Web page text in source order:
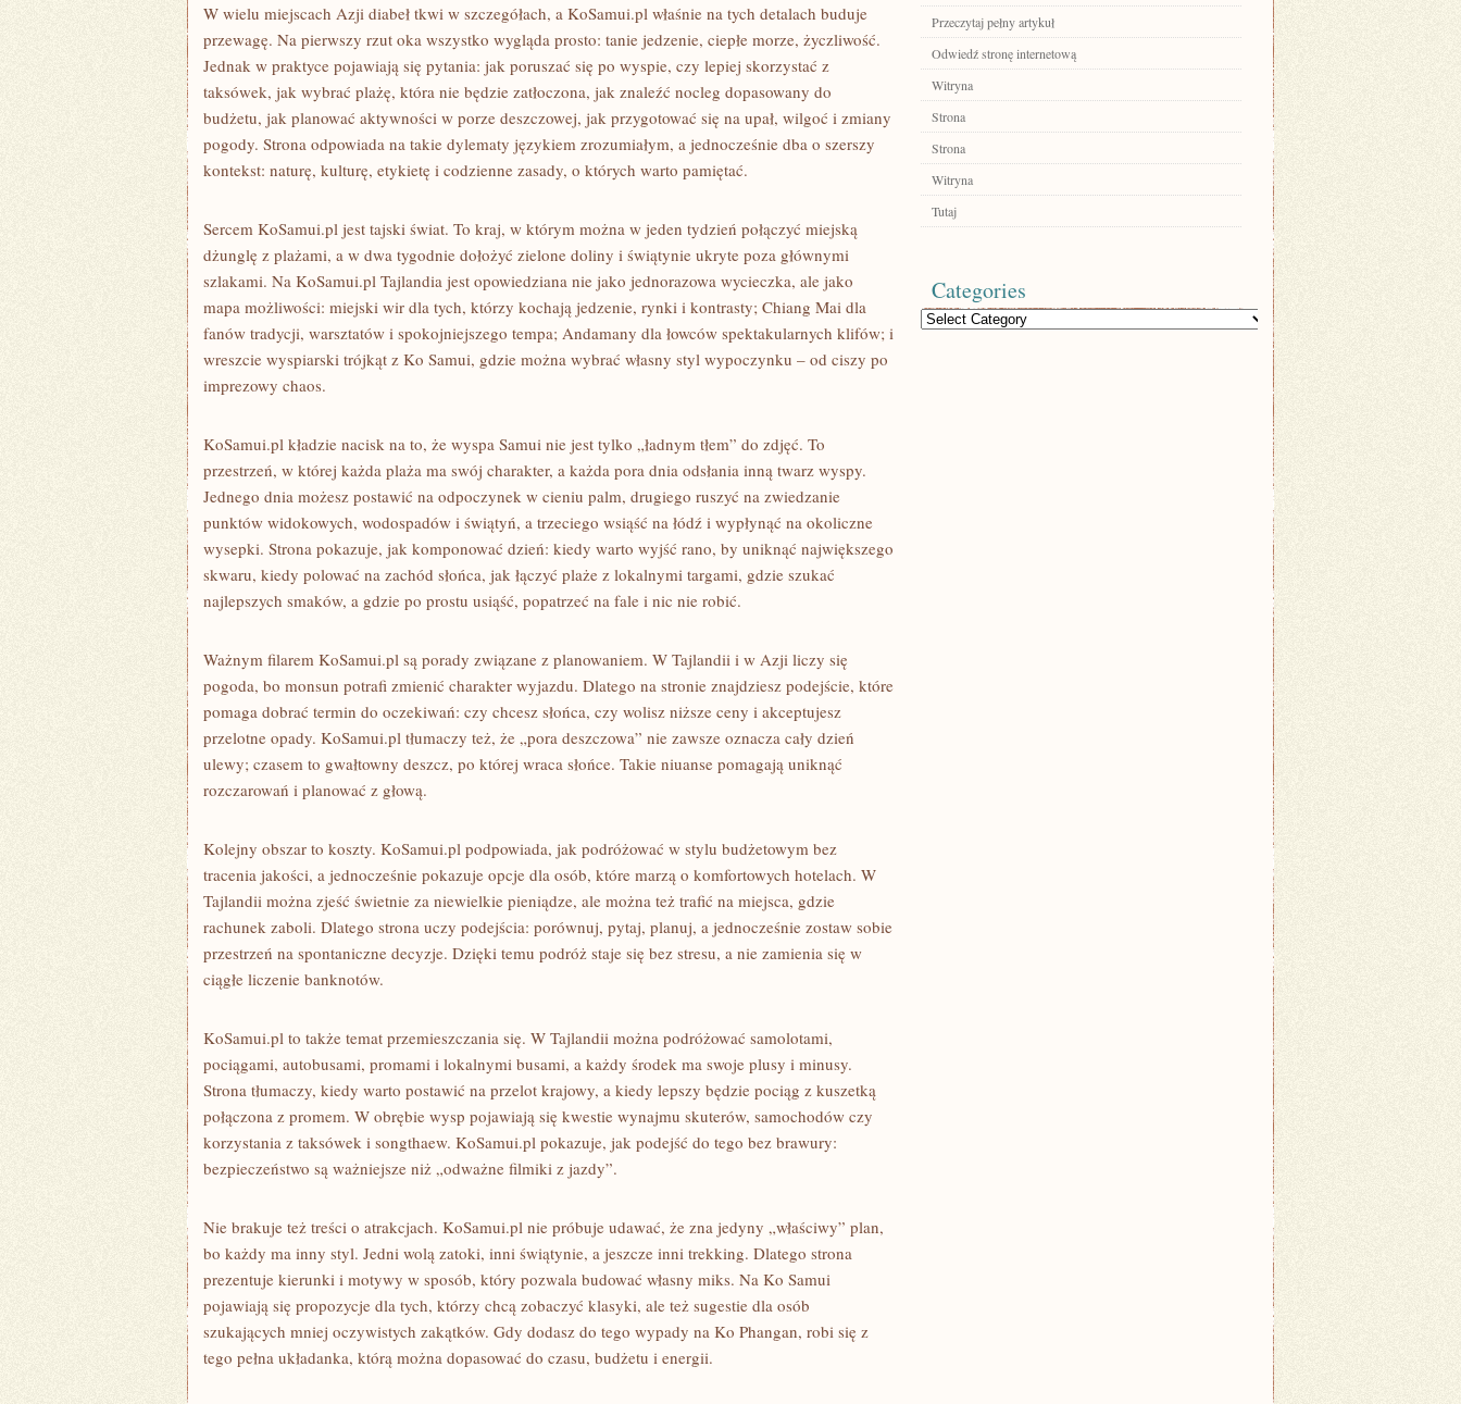
W wielu miejscach Azji diabeł tkwi w szczegółach, a KoSamui.pl właśnie na tych detalach buduje
przewagę. Na pierwszy rzut oka wszystko wygląda prosto: tanie jedzenie, ciepłe morze, życzliwość.
Jednak w praktyce pojawiają się pytania: jak poruszać się po wyspie, czy lepiej skorzystać z
taksówek, jak wybrać plażę, która nie będzie zatłoczona, jak znaleźć nocleg dopasowany do
budżetu, jak planować aktywności w porze deszczowej, jak przygotować się na upał, wilgoć i zmiany
pogody. Strona odpowiada na takie dylematy językiem zrozumiałym, a jednocześnie dba o szerszy
kontekst: naturę, kulturę, etykietę i codzienne zasady, o których warto pamiętać.
Sercem KoSamui.pl jest tajski świat. To kraj, w którym można w jeden tydzień połączyć miejską
dżunglę z plażami, a w dwa tygodnie dołożyć zielone doliny i świątynie ukryte poza głównymi
szlakami. Na KoSamui.pl Tajlandia jest opowiedziana nie jako jednorazowa wycieczka, ale jako
mapa możliwości: miejski wir dla tych, którzy kochają jedzenie, rynki i kontrasty; Chiang Mai dla
fanów tradycji, warsztatów i spokojniejszego tempa; Andamany dla łowców spektakularnych klifów; i
wreszcie wyspiarski trójkąt z Ko Samui, gdzie można wybrać własny styl wypoczynku – od ciszy po
imprezowy chaos.
KoSamui.pl kładzie nacisk na to, że wyspa Samui nie jest tylko „ładnym tłem” do zdjęć. To
przestrzeń, w której każda plaża ma swój charakter, a każda pora dnia odsłania inną twarz wyspy.
Jednego dnia możesz postawić na odpoczynek w cieniu palm, drugiego ruszyć na zwiedzanie
punktów widokowych, wodospadów i świątyń, a trzeciego wsiąść na łódź i wypłynąć na okoliczne
wysepki. Strona pokazuje, jak komponować dzień: kiedy warto wyjść rano, by uniknąć największego
skwaru, kiedy polować na zachód słońca, jak łączyć plaże z lokalnymi targami, gdzie szukać
najlepszych smaków, a gdzie po prostu usiąść, popatrzeć na fale i nic nie robić.
Ważnym filarem KoSamui.pl są porady związane z planowaniem. W Tajlandii i w Azji liczy się
pogoda, bo monsun potrafi zmienić charakter wyjazdu. Dlatego na stronie znajdziesz podejście, które
pomaga dobrać termin do oczekiwań: czy chcesz słońca, czy wolisz niższe ceny i akceptujesz
przelotne opady. KoSamui.pl tłumaczy też, że „pora deszczowa” nie zawsze oznacza cały dzień
ulewy; czasem to gwałtowny deszcz, po której wraca słońce. Takie niuanse pomagają uniknąć
rozczarowań i planować z głową.
Kolejny obszar to koszty. KoSamui.pl podpowiada, jak podróżować w stylu budżetowym bez
tracenia jakości, a jednocześnie pokazuje opcje dla osób, które marzą o komfortowych hotelach. W
Tajlandii można zjeść świetnie za niewielkie pieniądze, ale można też trafić na miejsca, gdzie
rachunek zaboli. Dlatego strona uczy podejścia: porównuj, pytaj, planuj, a jednocześnie zostaw sobie
przestrzeń na spontaniczne decyzje. Dzięki temu podróż staje się bez stresu, a nie zamienia się w
ciągłe liczenie banknotów.
KoSamui.pl to także temat przemieszczania się. W Tajlandii można podróżować samolotami,
pociągami, autobusami, promami i lokalnymi busami, a każdy środek ma swoje plusy i minusy.
Strona tłumaczy, kiedy warto postawić na przelot krajowy, a kiedy lepszy będzie pociąg z kuszetką
połączona z promem. W obrębie wysp pojawiają się kwestie wynajmu skuterów, samochodów czy
korzystania z taksówek i songthaew. KoSamui.pl pokazuje, jak podejść do tego bez brawury:
bezpieczeństwo są ważniejsze niż „odważne filmiki z jazdy”.
Nie brakuje też treści o atrakcjach. KoSamui.pl nie próbuje udawać, że zna jedyny „właściwy” plan,
bo każdy ma inny styl. Jedni wolą zatoki, inni świątynie, a jeszcze inni trekking. Dlatego strona
prezentuje kierunki i motywy w sposób, który pozwala budować własny miks. Na Ko Samui
pojawiają się propozycje dla tych, którzy chcą zobaczyć klasyki, ale też sugestie dla osób
szukających mniej oczywistych zakątków. Gdy dodasz do tego wypady na Ko Phangan, robi się z
tego pełna układanka, którą można dopasować do czasu, budżetu i energii.
Przeczytaj pełny artykuł
Odwiedź stronę internetową
Witryna
Strona
Strona
Witryna
Tutaj
Categories
Categories